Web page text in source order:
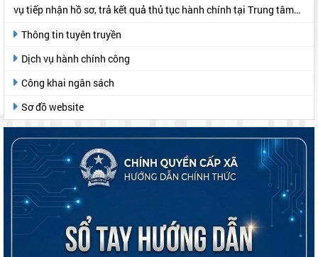
vụ tiếp nhận hồ sơ, trả kết quả thủ tục hành chính tại Trung tâm
Thông tin tuyên truyền
Dịch vụ hành chính công
Công khai ngân sách
Sơ đồ website